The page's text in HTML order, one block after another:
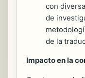
con
de
de la
Impacto en la